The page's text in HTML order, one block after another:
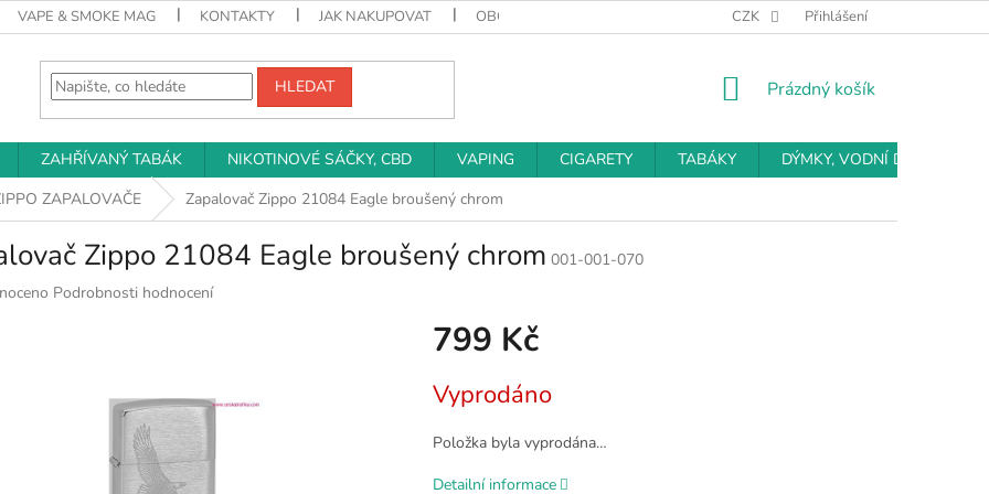
VAPE & SMOKE MAG KONTAKTY JAK NAKUPOVAT OBCHODNÍ PODMÍNKY PODMÍNKY OCHRANY OSOBNÍCH ÚDAJŮ
CZK Přihlášení
HLEDAT
NÁKUPNÍ
Prázdný košík
ZAHŘÍVANÝ TABÁK NIKOTINOVÉ SÁČKY, CBD VAPING CIGARETY TABÁKY
DÝMKY, VODNÍ DÝMKY
ZAPALOVAČE Zapalovač Zippo 21084 Eagle broušený chrom
Zippo 21084 Eagle broušený chrom 001-001-070
Podrobnosti hodnocení
799 Kč
cena:
Vyprodáno
Položka byla vyprodána…
Detailní informace